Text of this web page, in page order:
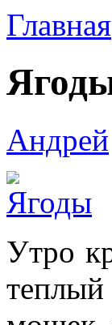
Главная
Андрей
Утро